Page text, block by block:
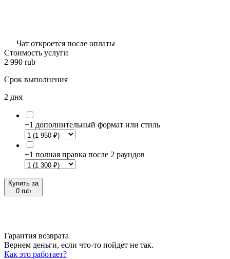
Чат откроется после оплаты
Стоимость услуги
2 990 rub
Срок выполнения
2 дня
+1 дополнительный формат или стиль
+1 полная правка после 2 раундов
Купить за
0 rub
Гарантия возврата
Вернем деньги, если что-то пойдет не так.
Как это работает?